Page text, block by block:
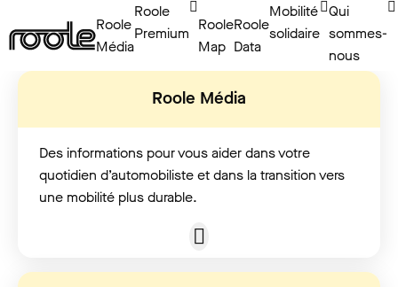
Roole
Média
Roole
Premium Roole
Map
Roole
Data
Mobilité
solidaire
Qui
sommes-
nous
Le club automobile
ouvert à tous
Parce que la voiture est essentielle, nous
économique et solidaire.
Roole Média
Des informations pour vous aider dans votre
quotidien d’automobiliste et dans la transition vers
une mobilité plus durable.